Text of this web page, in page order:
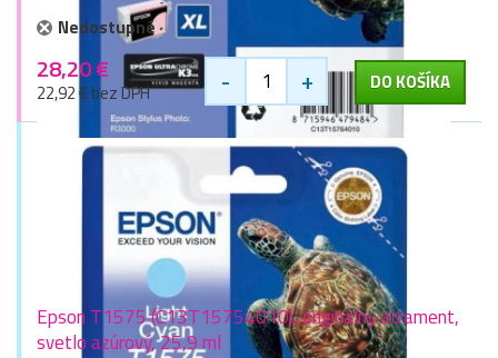
Nedostupné
28,20 €
22,92 € bez DPH - + DO KOŠÍKA
Epson T1575 (C13T15754010), originálny atrament,
svetlo azúrový, 25,9 ml